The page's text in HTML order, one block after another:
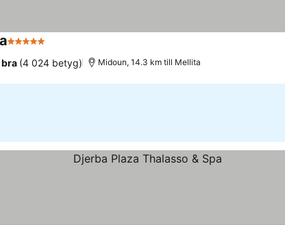
5 Stjärnor
(4 024 betyg) Midoun, 14.3 km till Mellita